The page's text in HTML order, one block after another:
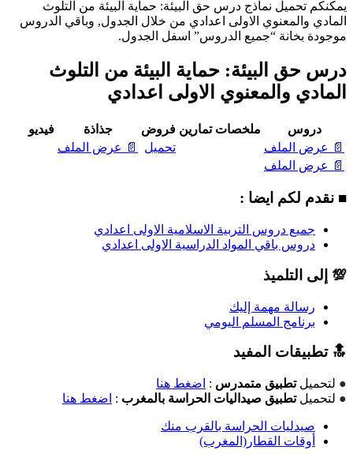
يمكنكم تحميل نماذج درس حق البيئة: حماية البيئة من التلوث
المادي والمعنوي الاولى اعدادي من خلال الجدول, وباقي الدروس
موجودة بخانة “جميع الدروس” اسفل الجدول.
درس حق البيئة: حماية البيئة من التلوث
المادي والمعنوي الاولى اعدادي
دروس ملخصات تمارين فروض جذاذة
فيديو
📄 عرض الملف
تحميل
📄 عرض الملف
📄 عرض الملف
■ نقدم لكم ايضا :
جميع دروس التربية الاسلامية الاولى اعدادي
دروس باقي المواد الدراسية الاولى اعدادي
💯 إلى التلميذ
رسالة مهمة إليك
برنامج المسلم اليومي
🔝 تطبيقات المفيد
● لتحميلتطبيق متمدرس : اضغط هنا
● لتحميلتطبيق صيداليات الحراسة بالمغرب : اضغط هنا
صيدليات الحراسة بالقرب منك
أوقات القطار(المغرب)